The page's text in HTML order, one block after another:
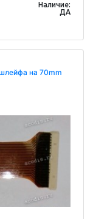
Наличие:
ДА
на 70mm